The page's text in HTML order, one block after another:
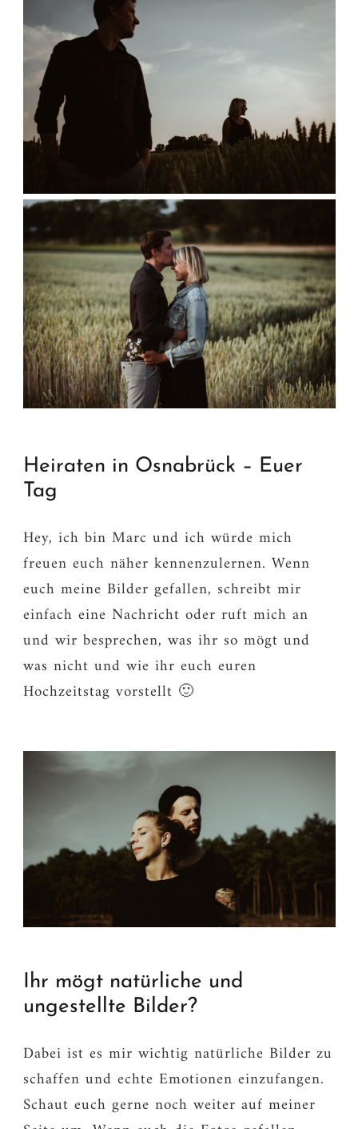
Heiraten in Osnabrück – Euer
Tag
Hey, ich bin Marc und ich würde mich
freuen euch näher kennenzulernen. Wenn
euch meine Bilder gefallen, schreibt mir
einfach eine Nachricht oder ruft mich an
und wir besprechen, was ihr so mögt und
was nicht und wie ihr euch euren
Hochzeitstag vorstellt 🙂
Ihr mögt natürliche und
ungestellte Bilder?
Dabei ist es mir wichtig natürliche Bilder zu
schaffen und echte Emotionen einzufangen.
Schaut euch gerne noch weiter auf meiner